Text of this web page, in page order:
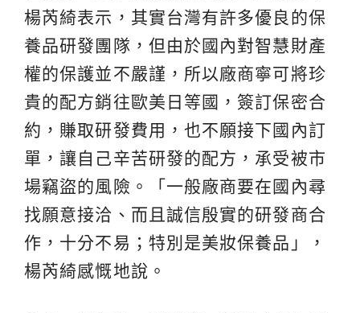
楊芮綺表示，其實台灣有許多優良的保
養品研發團隊，但由於國內對智慧財產
權的保護並不嚴謹，所以廠商寧可將珍
貴的配方銷往歐美日等國，簽訂保密合
約，賺取研發費用，也不願接下國內訂
單，讓自己辛苦研發的配方，承受被市
場竊盜的風險。「一般廠商要在國內尋
找願意接洽、而且誠信殷實的研發商合
作，十分不易；特別是美妝保養品」，
楊芮綺感慨地說。